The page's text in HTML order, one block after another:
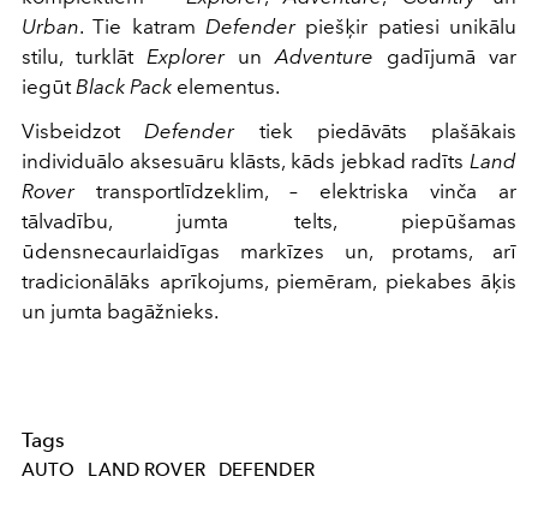
Urban. Tie katram Defenderpiešķir patiesi unikālu
stilu, turklāt Explorerun Adventure gadījumā var
iegūt Black Pack elementus.
Visbeidzot Defendertiek piedāvāts plašākais
individuālo aksesuāru klāsts, kāds jebkad radīts Land
Rovertransportlīdzeklim, – elektriska vinča ar
tālvadību, jumta telts, piepūšamas
ūdensnecaurlaidīgas markīzes un, protams, arī
tradicionālāks aprīkojums, piemēram, piekabes āķis
un jumta bagāžnieks.
Tags
AUTO LAND ROVER DEFENDER